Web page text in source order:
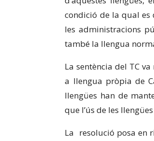
condició de la qual es
les administracions
també la llengua
La sentència del TC
a llengua pròpia de
llengües han de
que l’ús de les
La resolució posa en